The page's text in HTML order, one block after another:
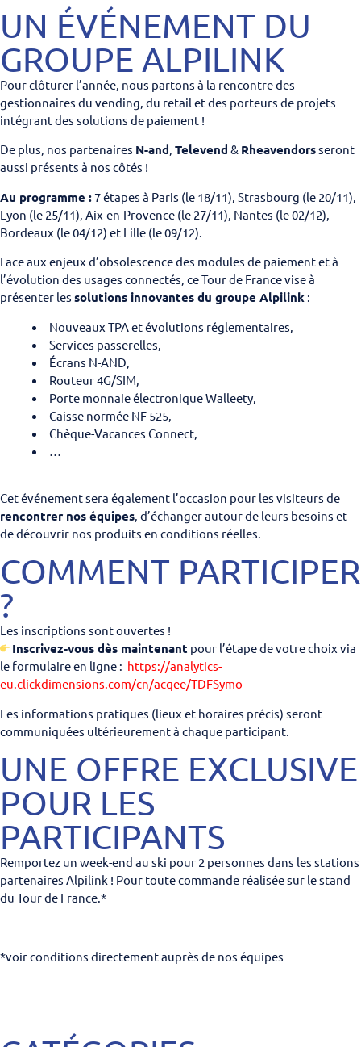
UN ÉVÉNEMENT DU
GROUPE ALPILINK
Pour clôturer l’année, nous partons à la rencontre des
gestionnaires du vending, du retail et des porteurs de projets
intégrant des solutions de paiement !
De plus, nos partenaires N-and, Televend & Rheavendorsseront
aussi présents à nos côtés !
Au programme : 7 étapes à Paris (le 18/11), Strasbourg (le 20/11),
Lyon (le 25/11), Aix-en-Provence (le 27/11), Nantes (le 02/12),
Bordeaux (le 04/12) et Lille (le 09/12).
Face aux enjeux d’obsolescence des modules de paiement et à
l’évolution des usages connectés, ce Tour de France vise à
présenter les solutions innovantes du groupe Alpilink :
Nouveaux TPA et évolutions réglementaires,
Services passerelles,
Écrans N-AND,
Routeur 4G/SIM,
Porte monnaie électronique Walleety,
Caisse normée NF 525,
Chèque-Vacances Connect,
Cet événement sera également l’occasion pour les visiteurs de
rencontrer nos équipes, d’échanger autour de leurs besoins et
de découvrir nos produits en conditions réelles.
COMMENT PARTICIPER
?
Les inscriptions sont ouvertes !
Inscrivez-vous dès maintenant pour l’étape de votre choix via
le formulaire en ligne : https://analytics-
eu.clickdimensions.com/cn/acqee/TDFSymo
Les informations pratiques (lieux et horaires précis) seront
communiquées ultérieurement à chaque participant.
UNE OFFRE EXCLUSIVE
POUR LES
PARTICIPANTS
Remportez un week-end au ski pour 2 personnes dans les stations
partenaires Alpilink ! Pour toute commande réalisée sur le stand
du Tour de France.*
*voir conditions directement auprès de nos équipes